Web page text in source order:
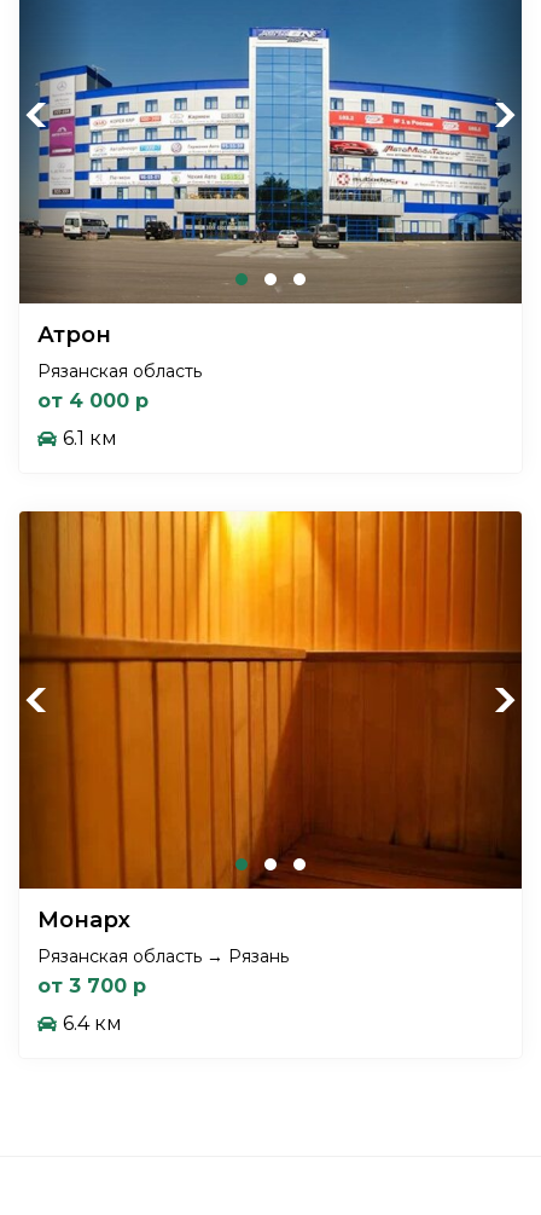
Previous Next
Атрон
Рязанская область
от 4 000 р
6.1 км
Previous Next
Монарх
Рязанская область → Рязань
от 3 700 р
6.4 км